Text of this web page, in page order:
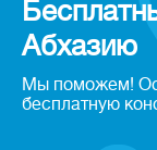
Абхазию
Мы поможем!
бесплатную